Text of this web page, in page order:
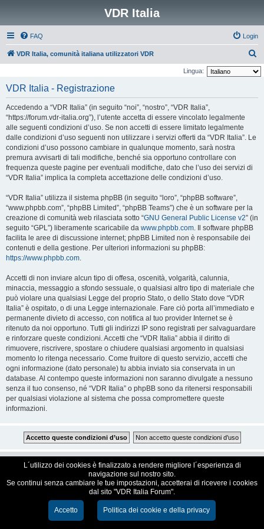
VDR Italia
FAQ Login
VDR Italia, comunità italiana utilizzatori VDR
e
Lingua:
VDR Italia - Registrazione
Accedendo a “VDR Italia” (in seguito “noi”, “nostro”, “VDR Italia”,
“https://forum.vdr-italia.org”), l’utente accetta di essere vincolato legalmente
alle seguenti condizioni d’uso. Se non accetti di essere limitato legalmente
dalle condizioni d’uso seguenti non utilizzare i servizi offerti da “VDR Italia”. Le
condizioni d’uso possono cambiare in qualunque momento, sarà nostra
premura avvisarti di tali modifiche, benché sia opportuno controllare con
frequenza queste pagine per eventuali modifiche, dato che l’uso dei servizi di
“VDR Italia” implica la completa accettazione delle condizioni d’uso.
“VDR Italia” utilizza il sistema phpBB (in seguito “loro”, “phpBB software”,
“www.phpbb.com”, “phpBB Limited”, “phpBB Teams”) che è un software per la
creazione di comunità web rilasciata sotto “GNU General Public License v2” (in
seguito “GPL”) liberamente scaricabile da www.phpbb.com. Il software phpBB
facilita le aree di discussione internet; phpBB Limited non è responsabile dei
contenuti e della gestione. Per ulteriori informazioni su phpBB:
https://www.phpbb.com.
Accetti di non inviare alcun tipo di offesa, oscenità, volgarità, calunnia,
minaccia, messaggio a sfondo sessuale, o qualsiasi altro tipo di materiale che
può violare una qualsiasi Legge del proprio Stato, o dello Stato dove “VDR
Italia” è ospitato, o di una Legge internazionale. Fare ciò porta all’immediato e
permanente divieto di accesso, con notifica al tuo provider Internet se è
ritenuto da noi opportuno. Tutti gli indirizzi IP sono registrati per salvaguardare
e rinforzare queste condizioni. Accetti che “VDR Italia” abbia il diritto di
rimuovere, riscrivere, spostare o chiudere qualsiasi argomento in qualsiasi
momento lo ritenga necessario. Come fruitore di questo servizio, accetti che
ogni informazione (dato personale) tu abbia inviato sia conservata in un
database. Al contempo queste informazioni non saranno divulgate a nessuno
senza il tuo consenso, né “VDR Italia” o phpBB sono da ritenersi responsabili
per qualsiasi violazione al sistema che possa compromettere queste
informazioni.
VDR Italia, comunità italiana utilizzatori VDR
Creato daphpBB® Forum Software © phpBB Limited
Traduzione ItalianaphpBB-Italia.it
L´utilizzo dei cookies è finalizzato a rendere migliore l´esperienza di
navigazione sul nostro sito.
Se continui senza cambiare le tue impostazioni, accetterai di ricevere i cookies
dal sito "VDR Italia Forum".
Accetto Politica dei cookie e della privacy